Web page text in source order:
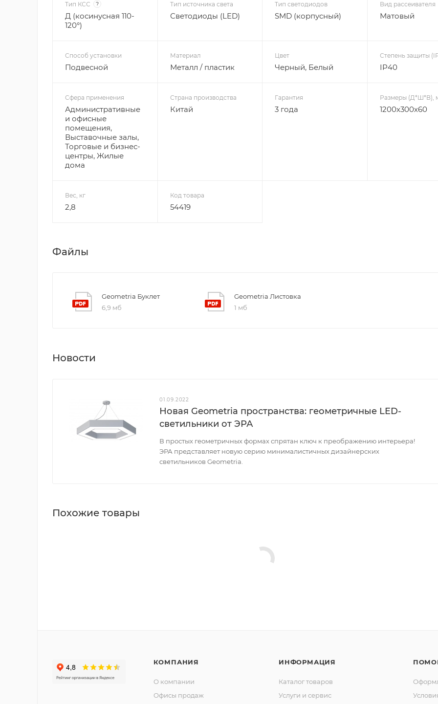
Тип КСС ?
Д (косинусная 110-
120°)
Тип источника света
Светодиоды (LED)
Тип светодиодов
SMD (корпусный)
Вид рассеивателя
Матовый
Способ установки
Подвесной
Материал
Металл / пластик
Цвет
Черный, Белый
Степень защиты
IP40
Сфера применения
Административные
и офисные
помещения,
Выставочные залы,
Торговые и бизнес-
центры, Жилые
дома
Страна производства
Китай
Гарантия
3 года
Размеры (Д*Ш*В),
1200х300х60
Вес, кг
2,8
Код товара
54419
Файлы
Geometria Буклет
6,9 мб
Geometria Листовка
1 мб
Новости
01.09.2022
Новая Geometria пространства: геометричные LED-
светильники от ЭРА
В простых геометричных формах спрятан ключ к преображению интерьера!
ЭРА представляет новую серию минималистичных дизайнерских
светильников Geometria.
Похожие товары
КОМПАНИЯ
О компании
Офисы продаж
ИНФОРМАЦИЯ
Каталог товаров
Услуги и сервис